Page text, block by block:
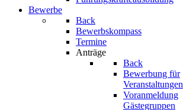
Bewerbe
Back
Bewerbskompass
Termine
Anträge
Back
Bewerbung für
Veranstaltungen
Voranmeldung
Gästegruppen